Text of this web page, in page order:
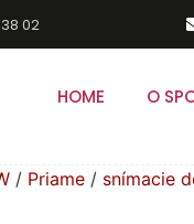
02
HOME O
/ Priame / snímacie